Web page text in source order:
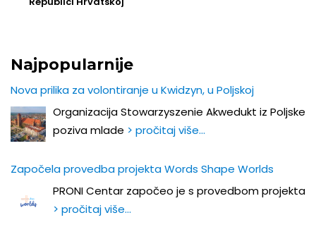
Najpopularnije
Nova prilika za volontiranje u Kwidzyn, u Poljskoj
Organizacija Stowarzyszenie Akwedukt iz Poljske
poziva mlade > pročitaj više…
Započela provedba projekta Words Shape Worlds
PRONI Centar započeo je s provedbom projekta
> pročitaj više…